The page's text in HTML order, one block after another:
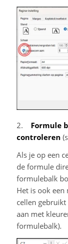
2. Formule
controleren
Als je op een
de formule
formulebalk
Het is ook
cellen
aan met
formulebalk).